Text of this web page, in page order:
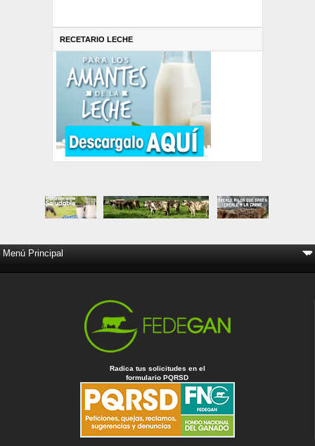
RECETARIO LECHE
Radica tus solicitudes en el
formulario PQRSD